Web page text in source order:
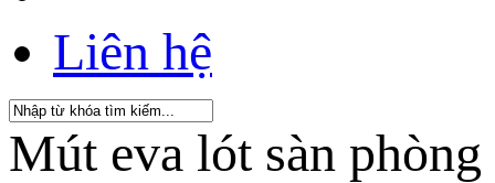
Liên hệ
Mút eva lót sàn